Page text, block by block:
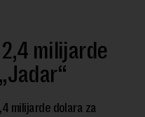
milijarde
milijarde dolara za